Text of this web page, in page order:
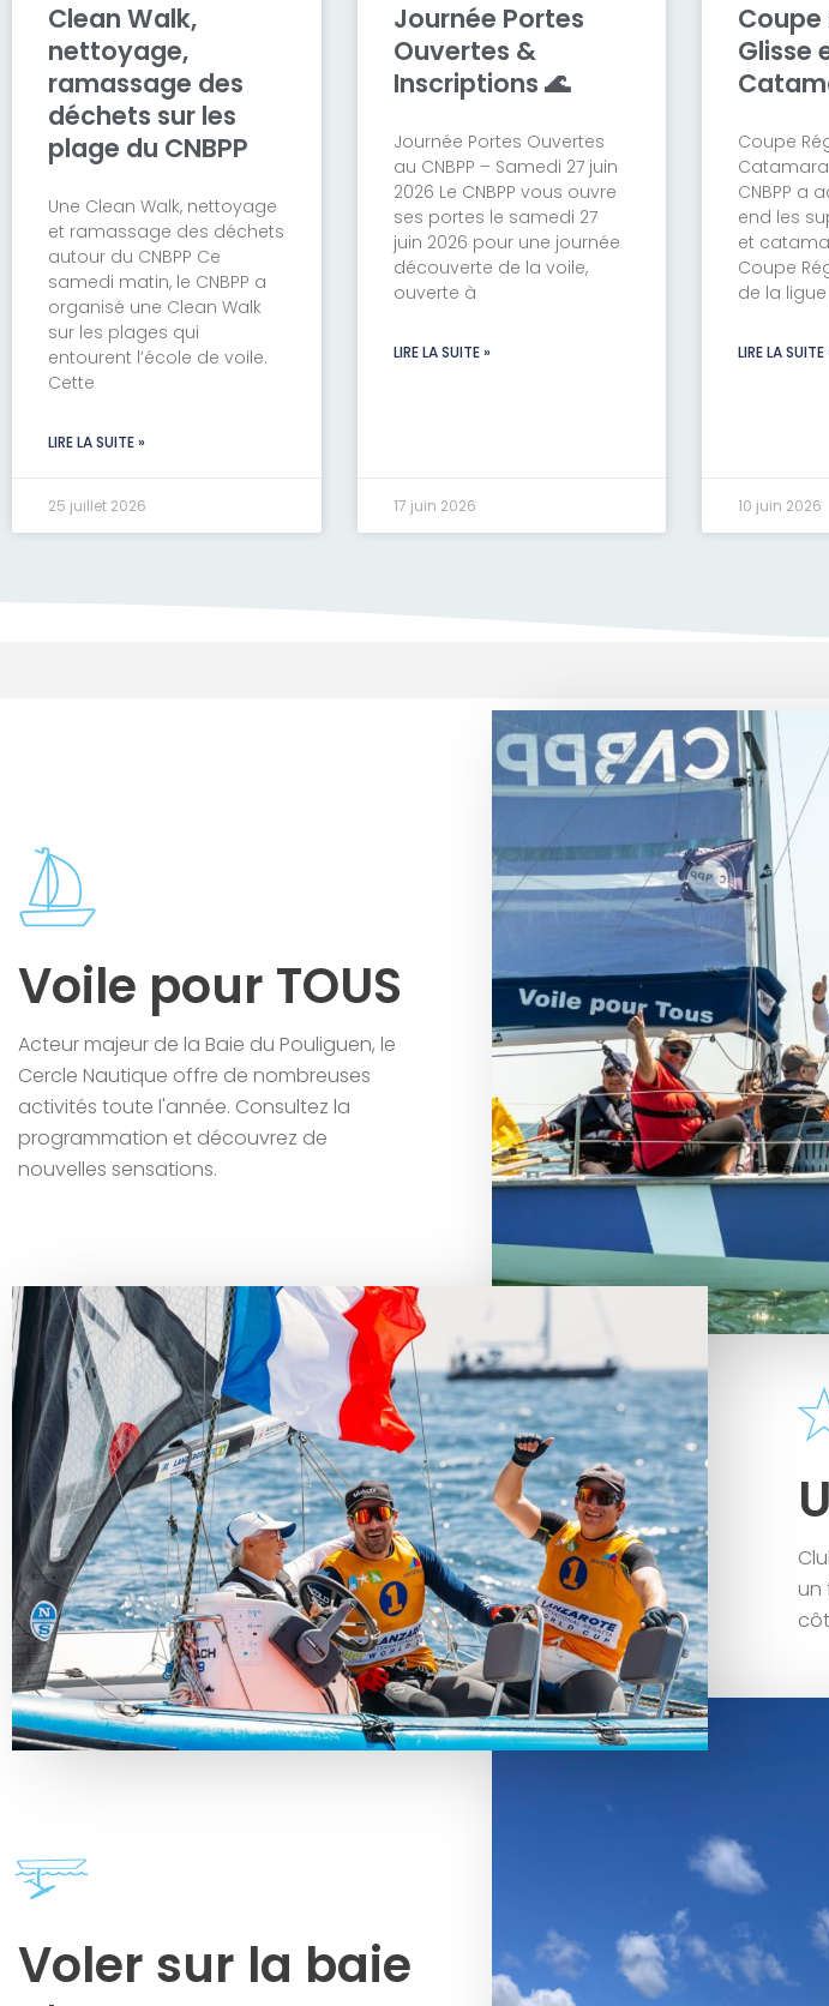
Clean Walk,
nettoyage,
ramassage des
déchets sur les
plage du CNBPP
Une Clean Walk, nettoyage
et ramassage des déchets
autour du CNBPP Ce
samedi matin, le CNBPP a
organisé une Clean Walk
sur les plages qui
entourent l’école de voile.
Cette
LIRE LA SUITE »
25 juillet 2026
Journée Portes
Ouvertes &
Inscriptions 🌊
Journée Portes Ouvertes
au CNBPP – Samedi 27 juin
2026 Le CNBPP vous ouvre
ses portes le samedi 27
juin 2026 pour une journée
découverte de la voile,
ouverte à
LIRE LA SUITE »
17 juin 2026
Glisse
Coupe
CNBPP a
end les
et
Coupe
de la
LIRE LA SUITE
10 juin 2026
Voile pour TOUS
Acteur majeur de la Baie du Pouliguen, le
Cercle Nautique offre de nombreuses
activités toute l'année. Consultez la
programmation et découvrez de
un
Voler sur la baie